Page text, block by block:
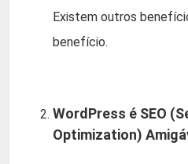
Existem outros
benefício.
WordPress é SEO
Optimization)